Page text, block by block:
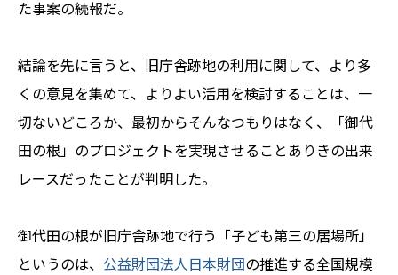
た事案の続報だ。
結論を先に言うと、旧庁舎跡地の利用に関して、より多
くの意見を集めて、よりよい活用を検討することは、一
切ないどころか、最初からそんなつもりはなく、「御代
田の根」のプロジェクトを実現させることありきの出来
レースだったことが判明した。
御代田の根が旧庁舎跡地で行う「子ども第三の居場所」
というのは、 公益財団法人日本財団の推進する全国規模